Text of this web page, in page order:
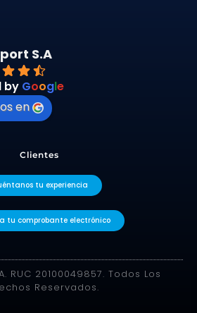
S.A
by Google
en
Clientes
tu experiencia
tu comprobante electrónico
RUC 20100049857. Todos Los
Reservados.